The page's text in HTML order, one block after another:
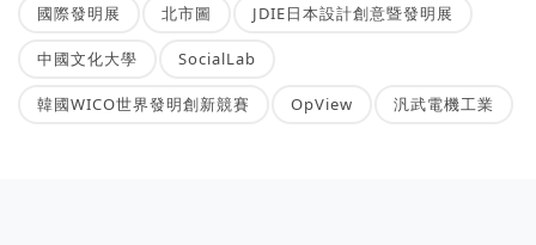
國際發明展 北市圖 JDIE日本設計創意暨發明展
中國文化大學 SocialLab
韓國WICO世界發明創新競賽 OpView 汎武電機工業